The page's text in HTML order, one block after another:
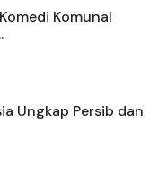
Komunal
Ungkap Persib dan